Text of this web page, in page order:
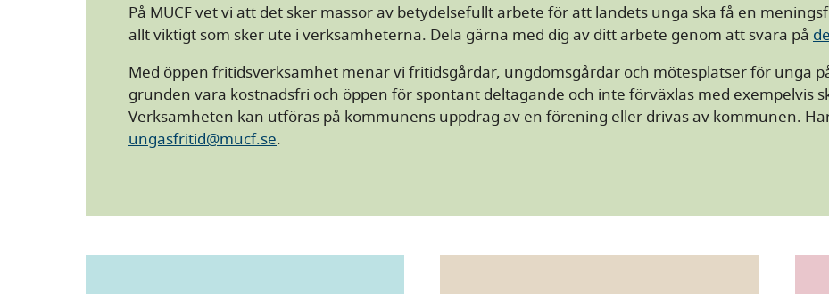
På MUCF vet vi att det sker massor av betydelsefullt arbete för att landets unga ska få en
allt viktigt som sker ute i verksamheterna. Dela gärna med dig av ditt arbete genom att svara på
Med öppen fritidsverksamhet menar vi fritidsgårdar, ungdomsgårdar och mötesplatser för unga
grunden vara kostnadsfri och öppen för spontant deltagande och inte förväxlas med exempelvis
Verksamheten kan utföras på kommunens uppdrag av en förening eller drivas av kommunen.
ungasfritid@mucf.se.